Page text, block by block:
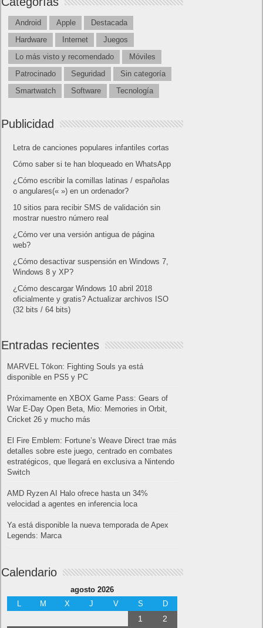
Android Apple
Destacada
Hardware
Internet
Juegos
Lo más visto y recomendado
Móviles
Patrocinado
Seguridad
Sin categoría
Smartwatch
Software Tecnología
Publicidad
Letra de canciones populares infantiles cortas
Cómo saber si te han bloqueado en WhatsApp
¿Cómo escribir la comillas latinas / españolas
o angulares(« ») en un ordenador?
10 sitios para recibir SMS de validación sin
mostrar nuestro número real
¿Cómo ver una versión antigua de página
web?
¿Cómo desactivar suspensión en Windows 7,
Windows 8 y XP?
¿Cómo descargar Windows 10 abril 2018
oficialmente y gratis? Actualizar archivos ISO
(32 bits / 64 bits)
Entradas recientes
MARVEL Tōkon: Fighting Souls ya está
disponible en PS5 y PC
Próximamente en XBOX Game Pass: Gears of
War E-Day Open Beta, Mio: Memories in Orbit,
Cricket 26 y mucho más
El Fire Emblem: Fortune’s Weave Direct trae más
detalles sobre este juego, centrado en combates
estratégicos, que llegará en exclusiva a Nintendo
Switch
AMD Ryzen AI Halo ofrece hasta un 34%
velocidad a agentes en inferencia loca
Ya está disponible la nueva temporada de Apex
Legends: Marca
Calendario
agosto 2026
M X J V S D
1
2